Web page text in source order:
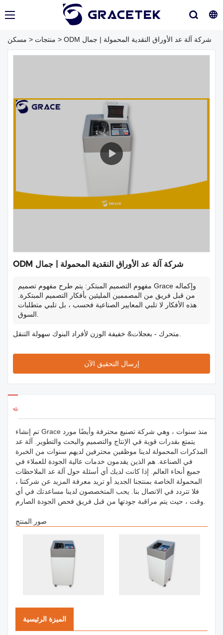
مسكن > منتجات > ODM شركة آلة عد الأوراق النقدية المحمولة | جمال
ODM شركة آلة عد الأوراق النقدية المحمولة | جمال
مفهوم التصميم المبتكر: يتم طرح مفهوم تصميم Grace وإكماله
من قبل فريق من المصممين المليئين بأفكار التصميم المبتكرة.
هذه الأفكار لا تلبي المعايير الصناعية فحسب ، بل تلبي متطلبات
إرسال التحقيق الآن
تفاصيل المنتجات
تم إنشاء Grace منذ سنوات ، وهي شركة تصنيع محترفة وأيضًا مورد
يتمتع بقدرات قوية في الإنتاج والتصميم والبحث والتطوير. آلة عد
المذكرات المحمولة لدينا موظفين محترفين لديهم سنوات من الخبرة
في الصناعة. هم الذين يقدمون خدمات عالية الجودة للعملاء في
جميع أنحاء العالم. إذا كانت لديك أي أسئلة حول آلة عد الملاحظات
المحمولة الخاصة بمنتجنا الجديد أو تريد معرفة المزيد عن شركتنا ،
فلا تتردد في الاتصال بنا. يحب المتخصصون لدينا مساعدتك في أي
صور المنتج
الميزة الرئيسية